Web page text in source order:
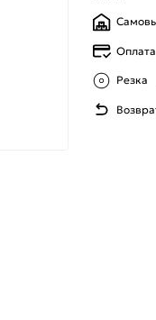
Оплата
Резка